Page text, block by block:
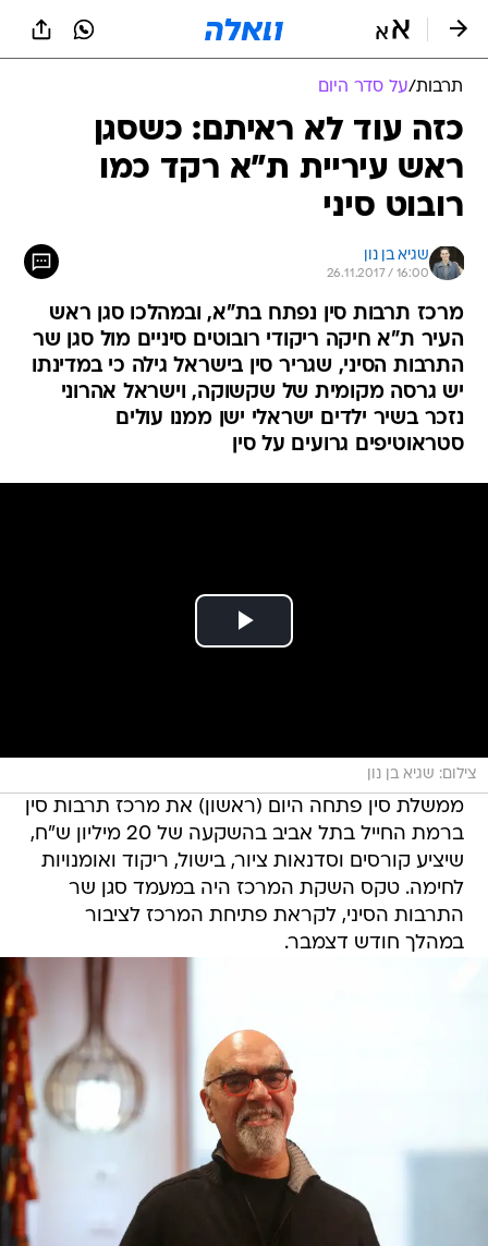
תרבות/על סדר היום
כזה עוד לא ראיתם: כשסגן
ראש עיריית ת"א רקד כמו
רובוט סיני
שגיא בן נון
26.11.2017 / 16:00
מרכז תרבות סין נפתח בת"א, ובמהלכו סגן ראש
העיר ת"א חיקה ריקודי רובוטים סיניים מול סגן שר
התרבות הסיני, שגריר סין בישראל גילה כי במדינתו
יש גרסה מקומית של שקשוקה, וישראל אהרוני
נזכר בשיר ילדים ישראלי ישן ממנו עולים
סטראוטיפים גרועים על סין
צילום: שגיא בן נון
ממשלת סין פתחה היום (ראשון) את מרכז תרבות סין
ברמת החייל בתל אביב בהשקעה של 20 מיליון ש"ח,
שיציע קורסים וסדנאות ציור, בישול, ריקוד ואומנויות
לחימה. טקס השקת המרכז היה במעמד סגן שר
התרבות הסיני, לקראת פתיחת המרכז לציבור
במהלך חודש דצמבר.